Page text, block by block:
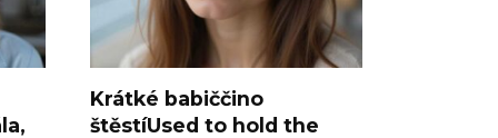
Krátké babiččino
štěstíUsed to hold the